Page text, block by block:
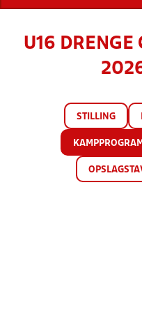
U16 DRENGE
STILLING
KAMPPROGRAM